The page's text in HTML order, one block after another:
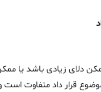
دلای زیادی باشد یا
قرار داد متفاوت